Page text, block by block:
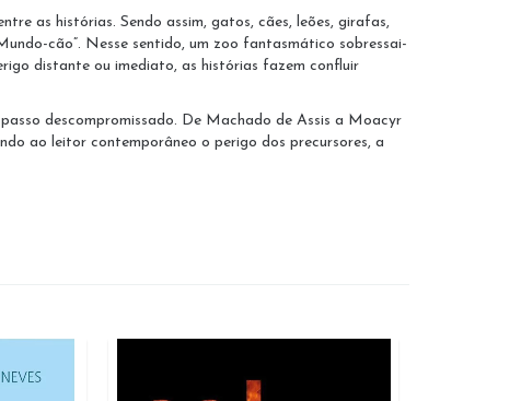
as histórias. Sendo assim, gatos, cães, leões, girafas,
cão”. Nesse sentido, um zoo fantasmático sobressai-
distante ou imediato, as histórias fazem confluir
descompromissado. De Machado de Assis a Moacyr
ao leitor contemporâneo o perigo dos precursores, a